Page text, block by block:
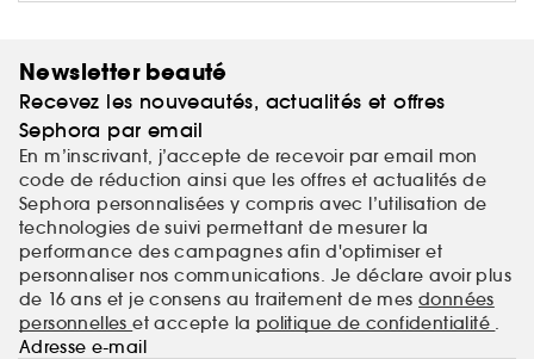
Newsletter beauté
Recevez les nouveautés, actualités et offres
Sephora par email
En m’inscrivant, j’accepte de recevoir par email mon
code de réduction ainsi que les offres et actualités de
Sephora personnalisées y compris avec l’utilisation de
technologies de suivi permettant de mesurer la
performance des campagnes afin d'optimiser et
personnaliser nos communications. Je déclare avoir plus
de 16 ans et je consens au traitement de mes données
personnelleset accepte la politique de confidentialité .
Adresse e-mail